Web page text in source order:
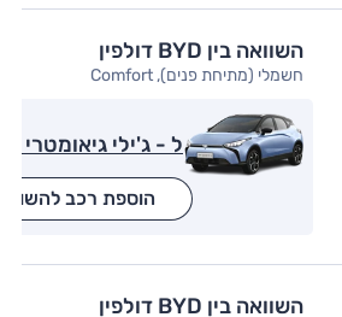
השוואה בין BYD דולפין
חשמלי (מתיחת פנים), Comfort
ל - ג'ילי גיאומטרי C
הוספת רכב להשוואה
השוואה בין BYD דולפין